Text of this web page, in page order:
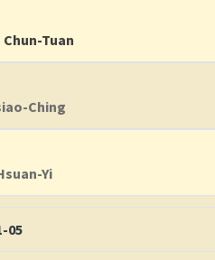
Tuan
Ching
Yi
05